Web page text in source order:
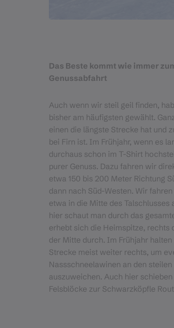
Das Beste kommt wie immer
Genussabfahrt
Auch wenn wir steil geil finden,
bisher am häufigsten gewählt.
einen die längste Strecke hat und
bei Firn ist. Im Frühjahr, wenn es
durchaus schon im T-Shirt
purer Genuss. Dazu fahren wir
etwa 150 bis 200 Meter Richtung
dann nach Süd-Westen. Wir
etwa in die Mitte des Talschlusses
hier schaut man durch das
erhebt sich die Heimspitze, rechts
der Mitte durch. Im Frühjahr
Strecke meist weiter rechts, um
Nassschneelawinen an den
auszuweichen. Auch hier
Felsblöcke zur Schwarzköpfle